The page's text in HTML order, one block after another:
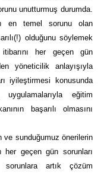
unutturmuş durumda.
en temel sorunu olan
olduğunu söylemek
itibarını her geçen gün
yöneticilik anlayışıyla
iyileştirmesi konusunda
eğitim
başarılı olmasını
ve sunduğumuz önerilerin
her geçen gün sorunları
artık çözüm